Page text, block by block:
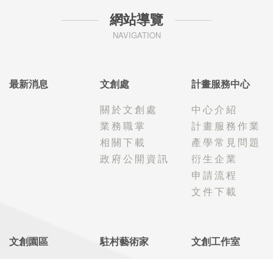
網站導覽
NAVIGATION
最新消息
文創處
關於文創處
業務職掌
相關下載
政府公開資訊
計畫服務中心
中心介紹
計畫服務作業
產學常見問題
衍生企業
申請流程
文件下載
文創園區
駐村藝術家
文創工作室